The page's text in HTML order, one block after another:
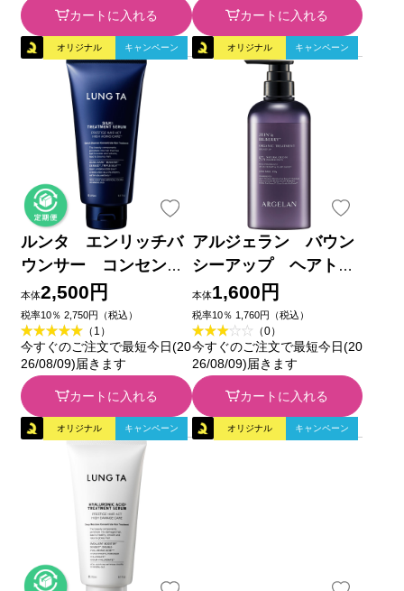
カートに入れる カートに入れる
オリジナル キャンペーン
ルンタ エンリッチバ
ウンサー コンセント
レイト トリートメン
ト ２７０ｍｌ
本体2,500円
税率10％ 2,750円（税込）
（1）
今すぐのご注文で最短今日(20
26/08/09)届きます
カートに入れる
オリジナル キャンペーン
アルジェラン バウン
シーアップ ヘアトリ
ートメント ４５０ｇ
本体1,600円
税率10％ 1,760円（税込）
（0）
今すぐのご注文で最短今日(20
26/08/09)届きます
カートに入れる
オリジナル キャンペーン オリジナル キャンペーン